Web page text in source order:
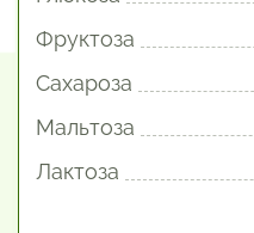
Фруктоза
Сахароза
Мальтоза
Лактоза